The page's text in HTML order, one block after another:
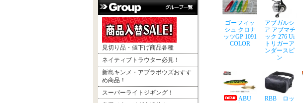
見切り品・値下げ商品各種
ネイティブトラウター必見！
新島キンメ・アブラボウズおすす
め商品！
スーパーライトジギング！
ゴーフィッ
シュ クロナ
ッツGP 1091
COLOR
アブガルシ
ア アブマチ
ック 276 Ui
トリガーア
ンダースピ
ン
ABU
RBB ロッ